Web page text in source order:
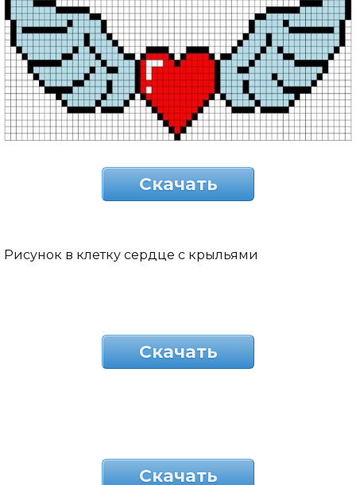
Скачать
Рисунок в клетку сердце с крыльями
Скачать
Скачать